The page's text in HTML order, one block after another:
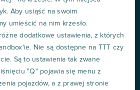
Aby usiąść na swoim
umieścić na nim krzesło.
dodatkowe ustawienia, z których
Nie są dostępne na TTT czy
Są to ustawienia tak zwane
"Q" pojawia się menu z
pojazdów, a z prawej stronie